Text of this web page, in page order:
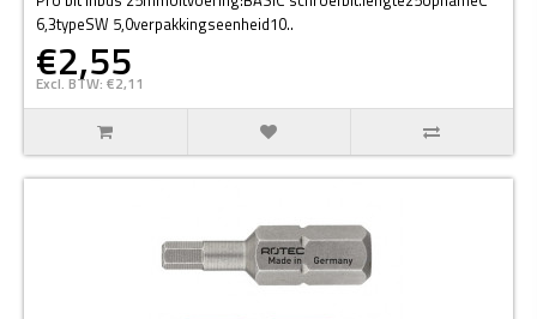
6,3typeSW 5,0verpakkingseenheid10..
€2,55
Excl. BTW: €2,11